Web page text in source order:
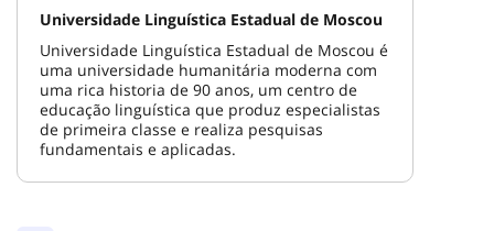
Universidade Linguística Estadual de Moscou
Universidade Linguística Estadual de Moscou é
uma universidade humanitária moderna com
uma rica historia de 90 anos, um centro de
educação linguística que produz especialistas
de primeira classe e realiza pesquisas
fundamentais e aplicadas.